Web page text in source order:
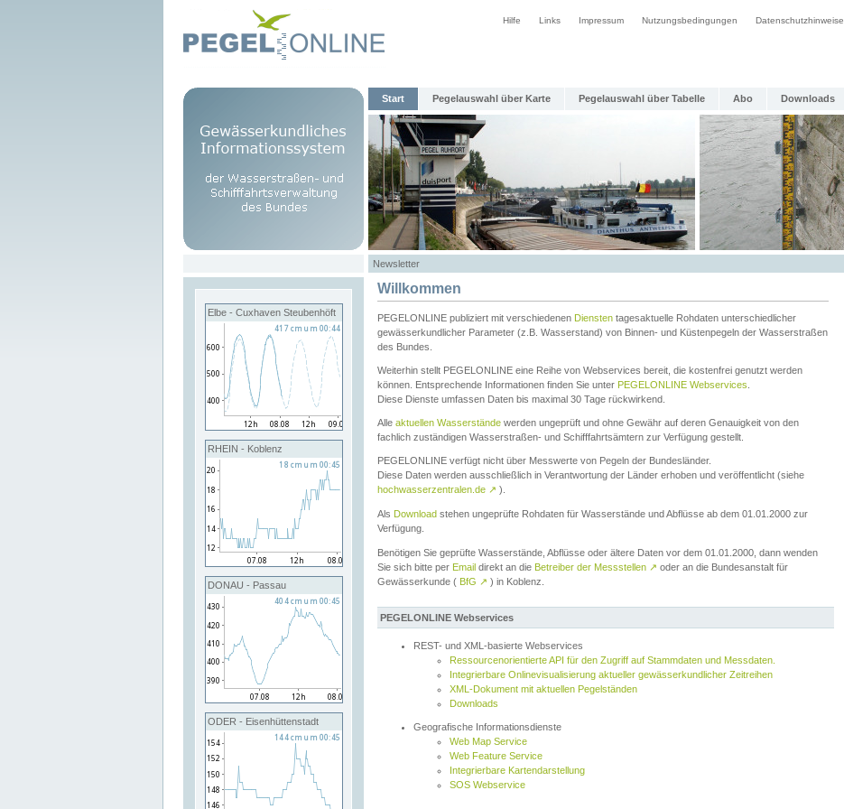
Hilfe Links Impressum Nutzungsbedingungen Datenschutzhinweise
Start Pegelauswahl über Karte Pegelauswahl über Tabelle Abo Downloads
Newsletter
Elbe - Cuxhaven Steubenhöft
RHEIN - Koblenz
DONAU - Passau
ODER - Eisenhüttenstadt
Willkommen
PEGELONLINE publiziert mit verschiedenen Diensten tagesaktuelle Rohdaten unterschiedlicher
gewässerkundlicher Parameter (z.B. Wasserstand) von Binnen- und Küstenpegeln der Wasserstraßen
des Bundes.
Weiterhin stellt PEGELONLINE eine Reihe von Webservices bereit, die kostenfrei genutzt werden
können. Entsprechende Informationen finden Sie unter PEGELONLINE Webservices
Diese Dienste umfassen Daten bis maximal 30 Tage rückwirkend.
Alle aktuellen Wasserstände werden ungeprüft und ohne Gewähr auf deren Genauigkeit von den
fachlich zuständigen Wasserstraßen- und Schifffahrtsämtern zur Verfügung gestellt.
PEGELONLINE verfügt nicht über Messwerte von Pegeln der Bundesländer.
Diese Daten werden ausschließlich in Verantwortung der Länder erhoben und veröffentlicht (siehe
hochwasserzentralen.de ↗ ).
Als Download stehen ungeprüfte Rohdaten für Wasserstände und Abflüsse ab dem 01.01.2000 zur
Verfügung.
Benötigen Sie geprüfte Wasserstände, Abflüsse oder ältere Daten vor dem 01.01.2000, dann wenden
Sie sich bitte per Email direkt an die Betreiber der Messstellen ↗ oder an die Bundesanstalt für
Gewässerkunde ( BfG ↗ ) in Koblenz.
PEGELONLINE Webservices
REST- und XML-basierte Webservices
Ressourcenorientierte API für den Zugriff auf Stammdaten und Messdaten.
Integrierbare Onlinevisualisierung aktueller gewässerkundlicher Zeitreihen
XML-Dokument mit aktuellen Pegelständen
Downloads
Geografische Informationsdienste
Web Map Service
Web Feature Service
Integrierbare Kartendarstellung
SOS Webservice